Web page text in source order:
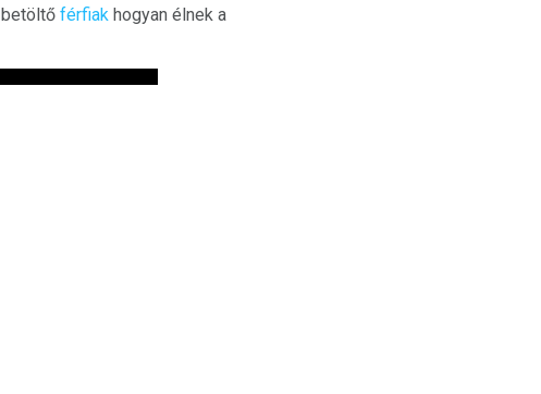
betöltő férfiak hogyan élnek a